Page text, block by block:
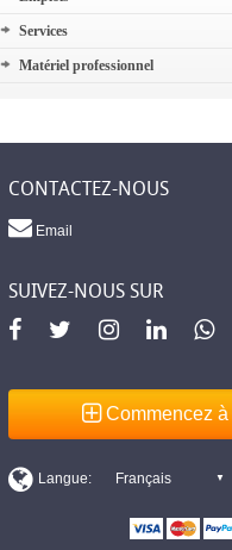
Services
Matériel professionnel
CONTACTEZ-NOUS
Email
SUIVEZ-NOUS SUR
Commencez à